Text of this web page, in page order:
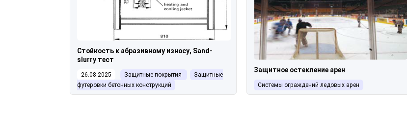
Стойкость к абразивному износу, Sand-
slurry тест
26.08.2025 Защитные покрытия
Защитные
футеровки бетонных конструкций
Защитное остекление арен
Системы ограждений ледовых арен